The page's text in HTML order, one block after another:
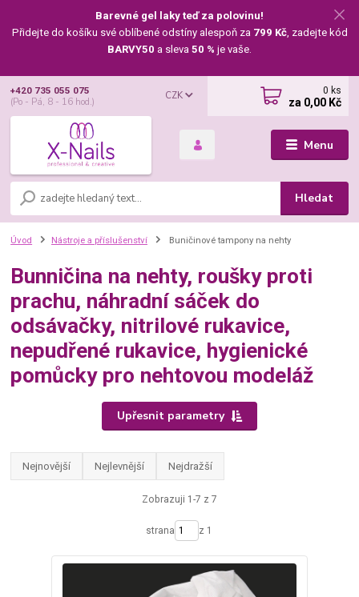
Barevné gel laky teď za polovinu!
Přidejte do košíku své oblíbené odstíny alespoň za 799 Kč, zadejte kód
BARVY50 a sleva 50 % je vaše.
Menu
CZK
Hledat
+420 735 055 075
(Po - Pá, 8 - 16 hod.)
0 ks
za 0,00 Kč
Úvod Nástroje a příslušenství Buničinové tampony na nehty
Bunničina na nehty, roušky proti
prachu, náhradní sáček do
odsávačky, nitrilové rukavice,
nepudřené rukavice, hygienické
pomůcky pro nehtovou modeláž
Upřesnit parametry
Nejnovější Nejlevnější Nejdražší
Zobrazuji 1-7 z 7
strana z 1